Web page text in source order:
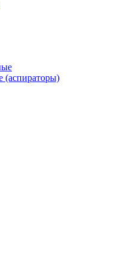
(аспираторы)